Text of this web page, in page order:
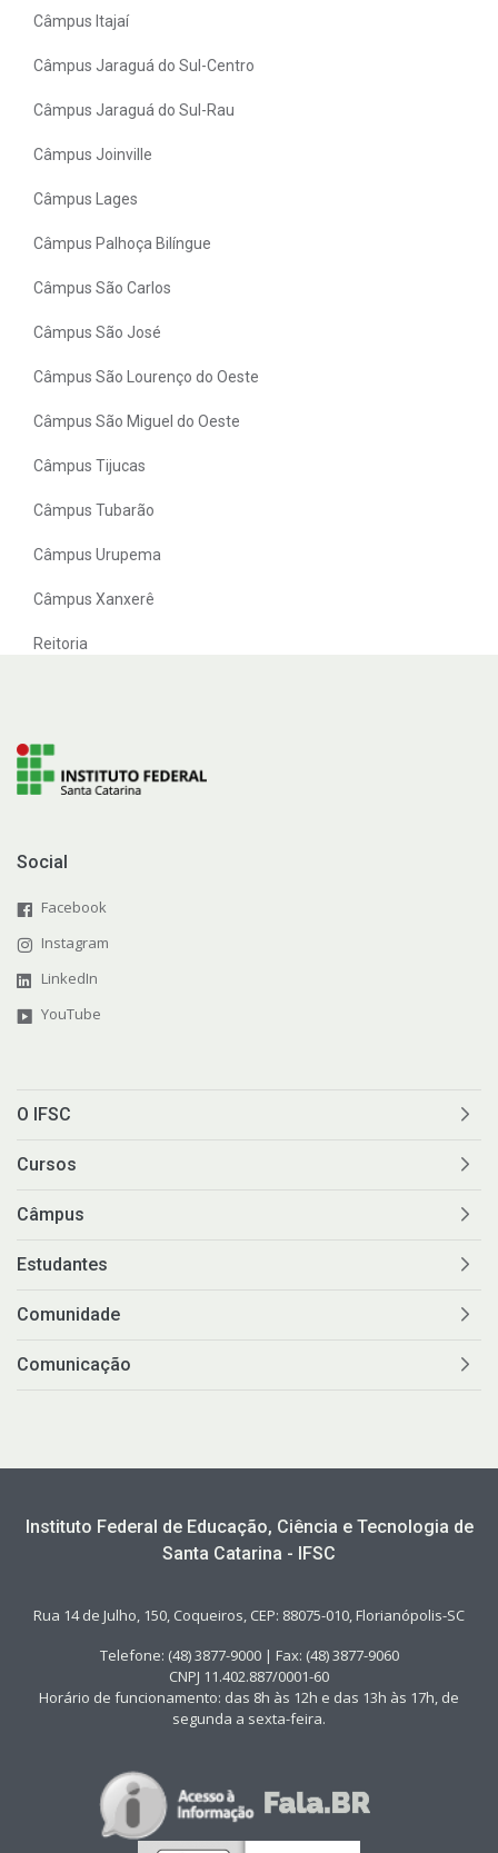
Câmpus Itajaí
Câmpus Jaraguá do Sul-Centro
Câmpus Jaraguá do Sul-Rau
Câmpus Joinville
Câmpus Lages
Câmpus Palhoça Bilíngue
Câmpus São Carlos
Câmpus São José
Câmpus São Lourenço do Oeste
Câmpus São Miguel do Oeste
Câmpus Tijucas
Câmpus Tubarão
Câmpus Urupema
Câmpus Xanxerê
Reitoria
Social
Facebook
Instagram
LinkedIn
YouTube
O IFSC
Cursos
Câmpus
Estudantes
Comunidade
Comunicação
Instituto Federal de Educação, Ciência e Tecnologia de
Santa Catarina - IFSC
Rua 14 de Julho, 150, Coqueiros, CEP: 88075-010, Florianópolis-SC
Telefone: (48) 3877-9000 | Fax: (48) 3877-9060
CNPJ 11.402.887/0001-60
Horário de funcionamento: das 8h às 12h e das 13h às 17h, de
segunda a sexta-feira.